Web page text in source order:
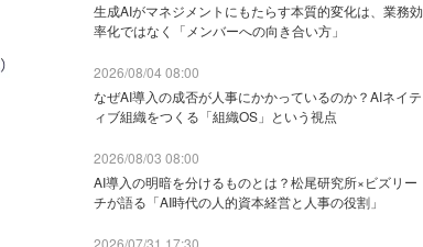
生成AIがマネジメントにもたらす本質的変化は、業務効
率化ではなく「メンバーへの向き合い方」
2026/08/04 08:00
なぜAI導入の成否が人事にかかっているのか？AIネイテ
ィブ組織をつくる「組織OS」という視点
2026/08/03 08:00
AI導入の明暗を分けるものとは？松尾研究所×ビズリー
チが語る「AI時代の人的資本経営と人事の役割」